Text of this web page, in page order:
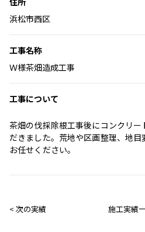
浜松市西区
工事名称
Ｗ様茶畑造成工事
工事について
茶畑の伐採除根工事後にコンクリ
だきました。荒地や区画整理、地
お任せください。
< 次の実績 施工実績